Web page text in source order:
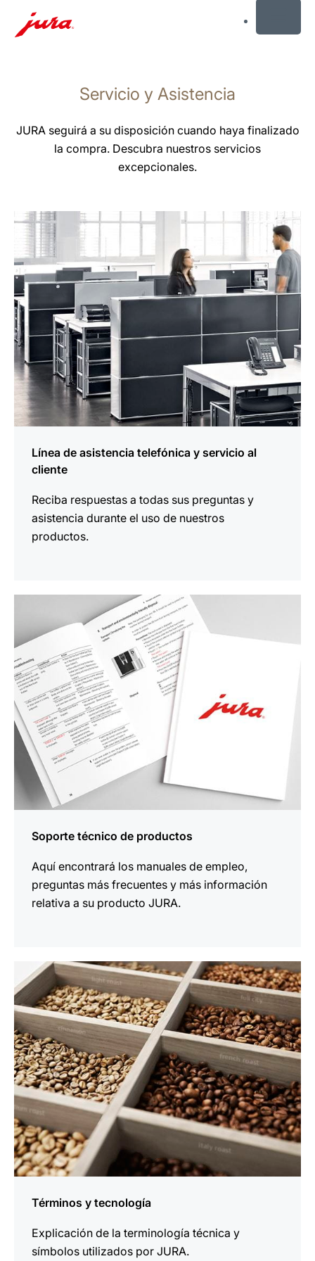
Saltar
Servicio y Asistencia
JURA seguirá a su disposición cuando haya finalizado
la compra. Descubra nuestros servicios
excepcionales.
Línea de asistencia telefónica y servicio al
cliente
Reciba respuestas a todas sus preguntas y
asistencia durante el uso de nuestros
productos.
más
información
Soporte técnico de productos
Aquí encontrará los manuales de empleo,
preguntas más frecuentes y más información
relativa a su producto JURA.
información
Términos y tecnología
Explicación de la terminología técnica y
símbolos utilizados por JURA.
más
información